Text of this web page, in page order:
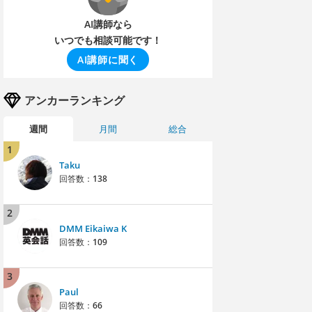
AI講師なら
いつでも相談可能です！
AI講師に聞く
アンカーランキング
週間 月間 総合
1
Taku
回答数： 138
2
DMM Eikaiwa K
回答数： 109
3
Paul
回答数： 66